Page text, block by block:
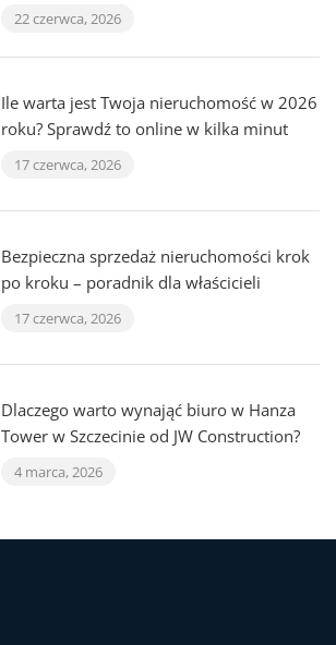
22 czerwca, 2026
Ile warta jest Twoja nieruchomość w 2026
roku? Sprawdź to online w kilka minut
17 czerwca, 2026
Bezpieczna sprzedaż nieruchomości krok
po kroku – poradnik dla właścicieli
17 czerwca, 2026
Dlaczego warto wynająć biuro w Hanza
Tower w Szczecinie od JW Construction?
4 marca, 2026